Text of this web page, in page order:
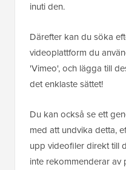
inuti den.
Därefter kan du söka
videoplattform du
'Vimeo', och lägga till
det enklaste sättet!
Du kan också se ett
med att undvika detta,
upp videofiler direkt till
inte rekommenderar av